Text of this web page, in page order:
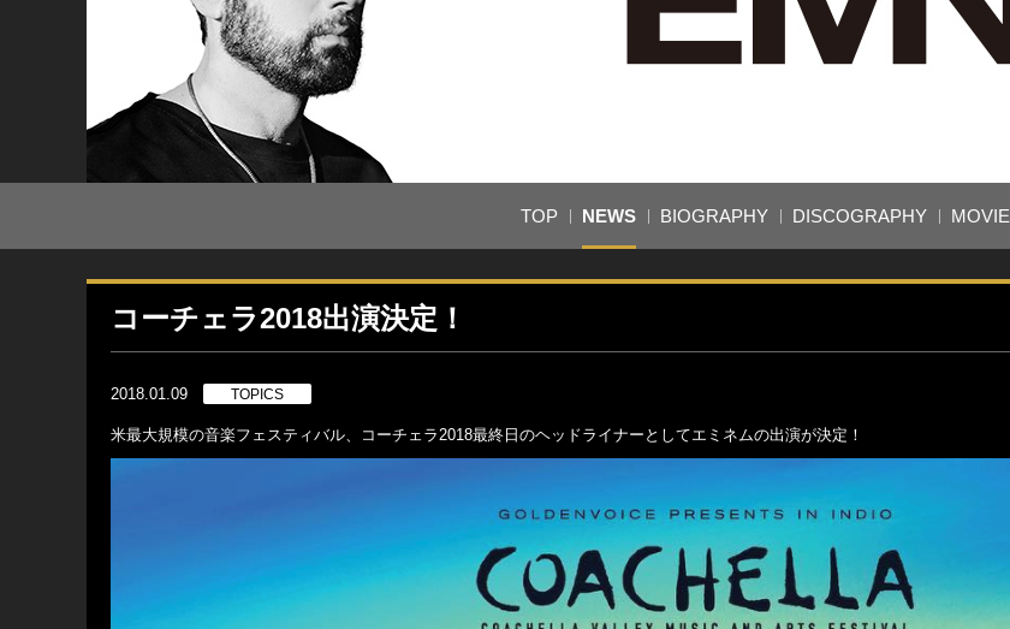
TOP NEWS BIOGRAPHY DISCOGRAPHY MOVIE
コーチェラ2018出演決定！
2018.01.09 TOPICS
米最大規模の音楽フェスティバル、コーチェラ2018最終日のヘッドライナーとしてエミネムの出演が決定！